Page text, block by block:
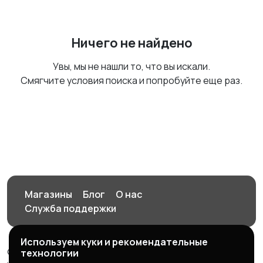
Ничего не найдено
Увы, мы не нашли то, что вы искали.
Смягчите условия поиска и попробуйте еще раз.
Магазины Блог
О нас
Служба поддержки
© 2026 Орен-АЙ - Авто | Недвижимость | Работа |
Используем куки и рекомендательные
технологии